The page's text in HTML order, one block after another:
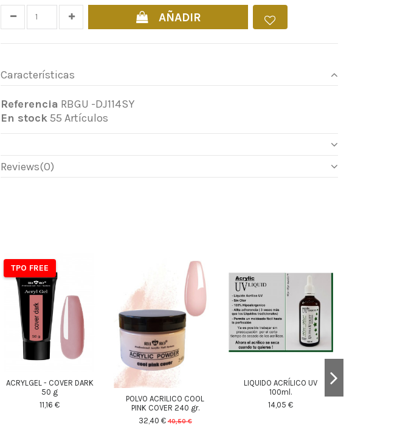
AÑADIR
Características
Referencia RBGU -DJ114SY
En stock55 Artículos
Reviews(0)
TPO FREE
ACRYLGEL - COVER DARK
50 g
11,16 €
POLVO ACRILICO COOL
PINK COVER 240 gr.
32,40 €40,50 €
LIQUIDO ACRÍLICO UV
100ml.
14,05 €